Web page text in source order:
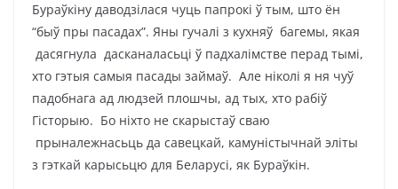
Бураўкіну даводзілася чуць папрокі ў тым, што ён
“быў пры пасадах”. Яны гучалі з кухняў багемы, якая
дасягнула дасканаласьці ў падхалімстве перад тымі,
хто гэтыя самыя пасады займаў. Але ніколі я ня чуў
падобнага ад людзей плошчы, ад тых, хто рабіў
Гісторыю. Бо ніхто не скарыстаў сваю
прыналежнасьць да савецкай, камуністычнай эліты
з гэткай карысьцю для Беларусі, як Бураўкін.